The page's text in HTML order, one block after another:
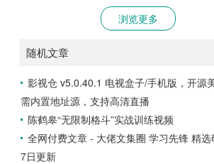
浏览更多
随机文章
影视仓 v5.0.40.1 电视盒子/手机版，开源
需内置地址源，支持高清直播
陈鹤皋“无限制格斗”实战训练视频
全网付费文章 - 大佬文集圈 学习先锋 精
7日更新